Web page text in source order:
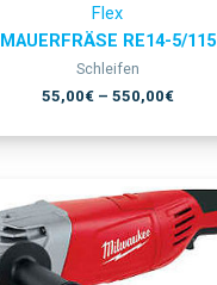
Flex
MAUERFRÄSE RE14-5/115
Schleifen
55,00€– 550,00€